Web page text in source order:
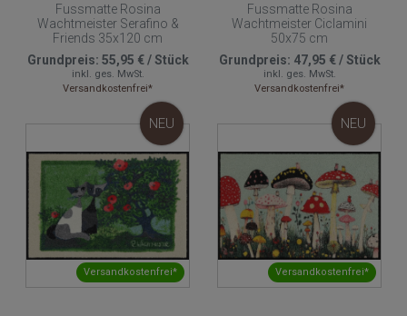
Fussmatte Rosina
Wachtmeister Serafino &
Friends 35x120 cm
Grundpreis: 55,95 €/Stück
inkl. ges. MwSt.
Versandkostenfrei*
Fussmatte Rosina
Wachtmeister Ciclamini
50x75 cm
Grundpreis: 47,95 €/Stück
inkl. ges. MwSt.
Versandkostenfrei*
Versandkostenfrei*
NEU
Versandkostenfrei*
NEU